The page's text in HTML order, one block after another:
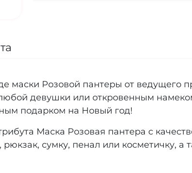
маски Розовой пантеры от ведущего
девушки или откровенным
подарком на Новый год!
Маска Розовая пантера с
сумку, пенал или косметичку, а